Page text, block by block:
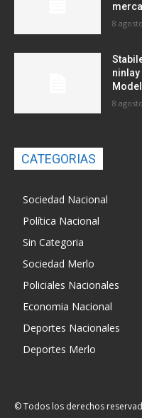
8
8
CATEGORIAS
Sociedad Nacional
Política Nacional
Sin Categoria
Sociedad Merlo
Policiales Nacionales
Economia Nacional
Deportes Nacionales
Deportes Merlo
© Todos los derechos